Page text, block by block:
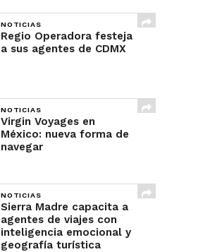
NOTICIAS
Regio Operadora festeja
a sus agentes de CDMX
NOTICIAS
Virgin Voyages en
México: nueva forma de
navegar
NOTICIAS
Sierra Madre capacita a
agentes de viajes con
inteligencia emocional y
geografía turística